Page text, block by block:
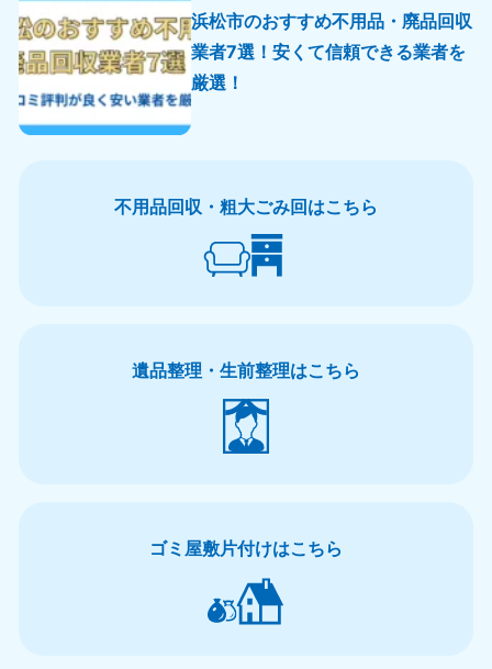
浜松市のおすすめ不用品・廃品回収
業者7選！安くて信頼できる業者を
厳選！
不用品回収・粗大ごみ回はこちら
遺品整理・生前整理はこちら
ゴミ屋敷片付けはこちら